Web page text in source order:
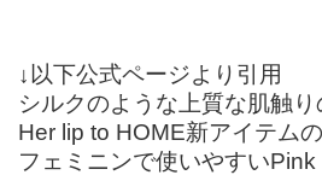
↓以下公式ページより引用
シルクのような上質な肌触
Her lip to HOME新アイテム
フェミニンで使いやすい